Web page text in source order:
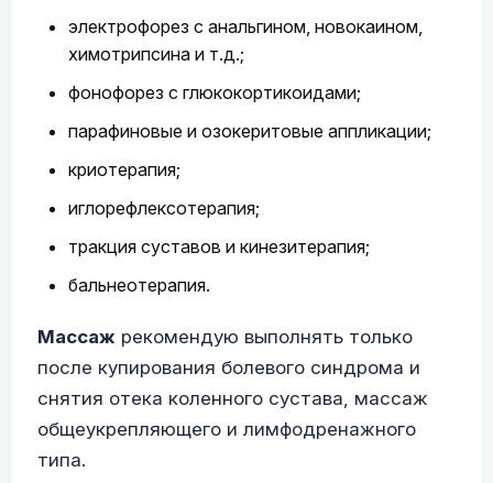
электрофорез с анальгином, новокаином,
химотрипсина и т.д.;
фонофорез с глюкокортикоидами;
парафиновые и озокеритовые аппликации;
криотерапия;
иглорефлексотерапия;
тракция суставов и кинезитерапия;
бальнеотерапия.
Массаж рекомендую выполнять только
после купирования болевого синдрома и
снятия отека коленного сустава, массаж
общеукрепляющего и лимфодренажного
типа.